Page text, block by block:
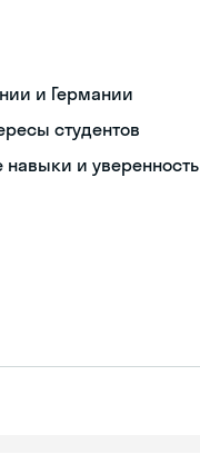
и Германии
студентов
навыки и уверенность